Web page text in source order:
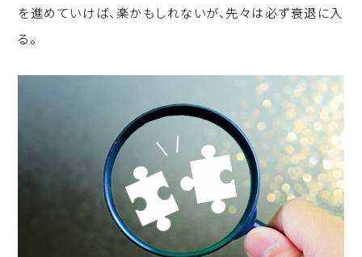
を進めていけば、楽かもしれないが、先々は必ず衰退に入
る。